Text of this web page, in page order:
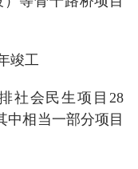
竣工
社会民生项目28
中相当一部分项目